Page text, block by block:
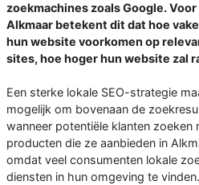
zoekmachines zoals Google.
Alkmaar betekent dit dat hoe
hun website voorkomen op
sites, hoe hoger hun website zal
Een sterke lokale SEO-strategie
mogelijk om bovenaan de
wanneer potentiële klanten zoeken
producten die ze aanbieden in
omdat veel consumenten lokale
diensten in hun omgeving te vinden.